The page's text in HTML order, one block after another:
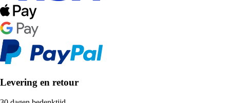
Levering en retour